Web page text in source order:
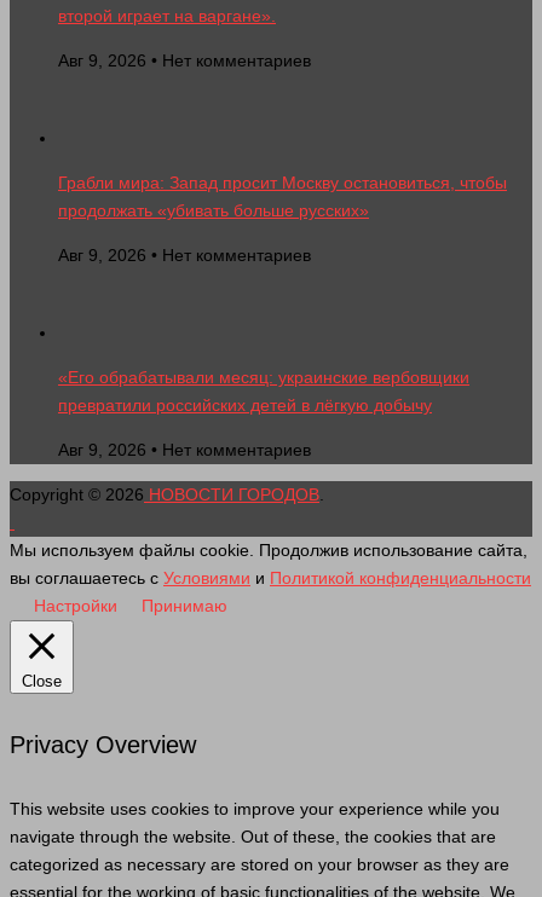
второй играет на варгане».
Авг 9, 2026 • Нет комментариев
Грабли мира: Запад просит Москву остановиться, чтобы
продолжать «убивать больше русских»
Авг 9, 2026 • Нет комментариев
«Его обрабатывали месяц: украинские вербовщики
превратили российских детей в лёгкую добычу
Авг 9, 2026 • Нет комментариев
Copyright © 2026 НОВОСТИ ГОРОДОВ.
Мы используем файлы cookie. Продолжив использование сайта,
вы соглашаетесь с Условиями и Политикой конфиденциальности
Настройки
Принимаю
Close
Privacy Overview
This website uses cookies to improve your experience while you
navigate through the website. Out of these, the cookies that are
categorized as necessary are stored on your browser as they are
essential for the working of basic functionalities of the website. We